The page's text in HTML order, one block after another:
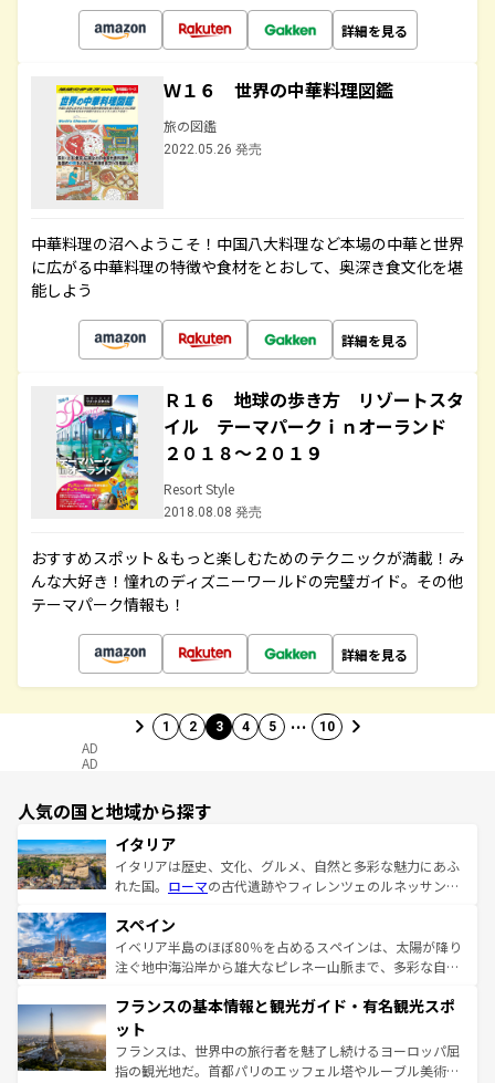
詳細を見る
Ｗ１６ 世界の中華料理図鑑
旅の図鑑
2022.05.26 発売
中華料理の沼へようこそ！中国八大料理など本場の中華と世界
に広がる中華料理の特徴や食材をとおして、奥深き食文化を堪
能しよう
詳細を見る
Ｒ１６ 地球の歩き方 リゾートスタ
イル テーマパークｉｎオーランド
２０１８～２０１９
Resort Style
2018.08.08 発売
おすすめスポット＆もっと楽しむためのテクニックが満載！み
んな大好き！憧れのディズニーワールドの完璧ガイド。その他
テーマパーク情報も！
詳細を見る
1 2 3 4 5 … 10
AD
AD
人気の国と地域から探す
イタリア
イタリアは歴史、文化、グルメ、自然と多彩な魅力にあふ
れた国。 ローマの古代遺跡やフィレンツェのルネッサンス
ろん、トスカーナの美しい田園風景やアマルフィ海岸の絶
景など、自然景観も見逃せない。観光の合間には、本場の
ピザやパスタなど、絶品のイタリア料理を堪能することも
ませてくれるイタリアで、忘れられない旅をしてみよう！
なお、新着のイタリア情報は
しい。
スペイン
イベリア半島のほぼ80％を占めるスペインは、太陽が降り
注ぐ地中海沿岸から雄大なピレネー山脈まで、多彩な自然
文化が根付くこの国では、情熱的なフラメンコ、熱気あふ
れる闘牛、そして美味しいタパスが生活の一部となってい
る。首都マドリードの洗練された雰囲気や、バルセロナの
アートに溢れた街角から、地方では古代ローマ遺跡や中世
フランスの基本情報と観光ガイド・有名観光スポ
ット
フランスは、世界中の旅行者を魅了し続けるヨーロッパ屈
指の観光地だ。首都パリのエッフェル塔やルーブル美術館